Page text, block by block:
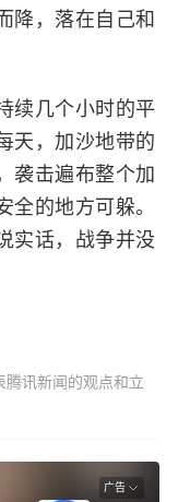
降，落在自己和
续几个小时的平
天，加沙地带的
袭击遍布整个加
全的地方可躲。
实话，战争并没
腾讯新闻的观点和立
广告